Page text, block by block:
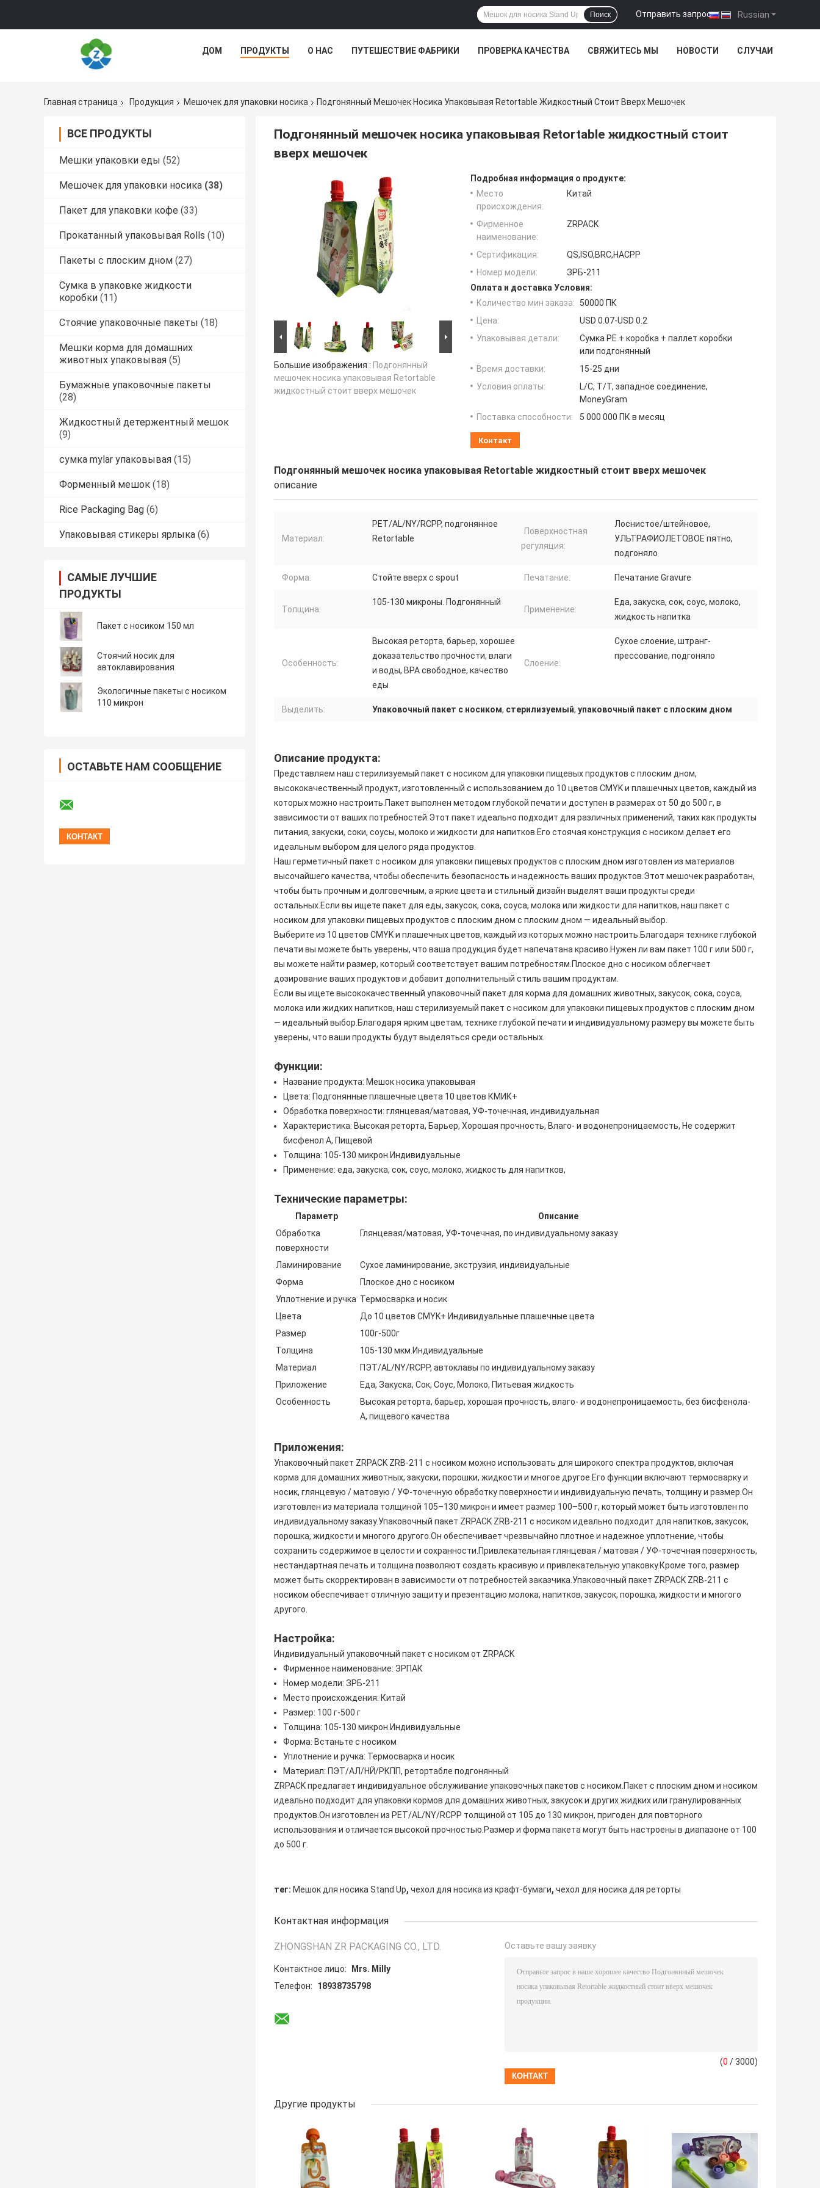
Russian
Отправить запрос |
Поиск
ДОМ ПРОДУКТЫ О НАС ПУТЕШЕСТВИЕ ФАБРИКИ ПРОВЕРКА КАЧЕСТВА СВЯЖИТЕСЬ МЫ НОВОСТИ СЛУЧАИ
Главная страница Продукция Мешочек для упаковки носика Подгонянный Мешочек Носика Упаковывая Retortable Жидкостный Стоит Вверх Мешочек
ВСЕ ПРОДУКТЫ
Мешки упаковки еды (52)
Мешочек для упаковки носика (38)
Пакет для упаковки кофе (33)
Прокатанный упаковывая Rolls (10)
Пакеты с плоским дном (27)
Сумка в упаковке жидкости
коробки (11)
Стоячие упаковочные пакеты (18)
Мешки корма для домашних
животных упаковывая (5)
Бумажные упаковочные пакеты
(28)
Жидкостный детержентный мешок
(9)
сумка mylar упаковывая (15)
Форменный мешок (18)
Rice Packaging Bag (6)
Упаковывая стикеры ярлыка (6)
САМЫЕ ЛУЧШИЕ
ПРОДУКТЫ
Пакет с носиком 150 мл
Стоячий носик для
автоклавирования
Экологичные пакеты с носиком
110 микрон
ОСТАВЬТЕ НАМ СООБЩЕНИЕ
Подгонянный мешочек носика упаковывая Retortable жидкостный стоит
вверх мешочек
Большие изображения : Подгонянный
мешочек носика упаковывая Retortable
жидкостный стоит вверх мешочек
Подробная информация о продукте:
Место
происхождения:
Китай
Фирменное
наименование:
ZRPACK
Сертификация:
QS,ISO,BRC,HACPP
Номер модели:
ЗРБ-211
Оплата и доставка Условия:
Количество мин заказа:
50000 ПК
Цена:
USD 0.07-USD 0.2
Упаковывая детали:
Сумка PE + коробка + паллет коробки
или подгонянный
Время доставки:
15-25 дни
Условия оплаты:
L/C, T/T, западное соединение,
MoneyGram
Поставка способности:
5 000 000 ПК в месяц
Контакт
Подгонянный мешочек носика упаковывая Retortable жидкостный стоит вверх мешочек
описание
Материал:
PET/AL/NY/RCPP, подгонянное
Retortable
Поверхностная
регуляция:
Лоснистое/штейновое,
УЛЬТРАФИОЛЕТОВОЕ пятно,
подгоняло
Форма: Стойте вверх с spout Печатание: Печатание Gravure
Толщина:
105-130 микроны. Подгонянный
Применение:
Еда, закуска, сок, соус, молоко,
жидкость напитка
Особенность:
Высокая реторта, барьер, хорошее
доказательство прочности, влаги
и воды, BPA свободное, качество
еды
Слоение:
Сухое слоение, штранг-
прессование, подгоняло
Выделить: Упаковочный пакет с носиком, стерилизуемый, упаковочный пакет с плоским дном
Описание продукта:
Представляем наш стерилизуемый пакет с носиком для упаковки пищевых продуктов с плоским дном,
высококачественный продукт, изготовленный с использованием до 10 цветов CMYK и плашечных цветов, каждый из
которых можно настроить.Пакет выполнен методом глубокой печати и доступен в размерах от 50 до 500 г, в
зависимости от ваших потребностей.Этот пакет идеально подходит для различных применений, таких как продукты
питания, закуски, соки, соусы, молоко и жидкости для напитков.Его стоячая конструкция с носиком делает его
идеальным выбором для целого ряда продуктов.
Наш герметичный пакет с носиком для упаковки пищевых продуктов с плоским дном изготовлен из материалов
высочайшего качества, чтобы обеспечить безопасность и надежность ваших продуктов.Этот мешочек разработан,
чтобы быть прочным и долговечным, а яркие цвета и стильный дизайн выделят ваши продукты среди
остальных.Если вы ищете пакет для еды, закусок, сока, соуса, молока или жидкости для напитков, наш пакет с
носиком для упаковки пищевых продуктов с плоским дном с плоским дном — идеальный выбор.
Выберите из 10 цветов CMYK и плашечных цветов, каждый из которых можно настроить.Благодаря технике глубокой
печати вы можете быть уверены, что ваша продукция будет напечатана красиво.Нужен ли вам пакет 100 г или 500 г,
вы можете найти размер, который соответствует вашим потребностям.Плоское дно с носиком облегчает
дозирование ваших продуктов и добавит дополнительный стиль вашим продуктам.
Если вы ищете высококачественный упаковочный пакет для корма для домашних животных, закусок, сока, соуса,
молока или жидких напитков, наш стерилизуемый пакет с носиком для упаковки пищевых продуктов с плоским дном
— идеальный выбор.Благодаря ярким цветам, технике глубокой печати и индивидуальному размеру вы можете быть
уверены, что ваши продукты будут выделяться среди остальных.
Функции:
Название продукта: Мешок носика упаковывая
Цвета: Подгонянные плашечные цвета 10 цветов КМИК+
Обработка поверхности: глянцевая/матовая, УФ-точечная, индивидуальная
Характеристика: Высокая реторта, Барьер, Хорошая прочность, Влаго- и водонепроницаемость, Не содержит
бисфенол А, Пищевой
Толщина: 105-130 микрон.Индивидуальные
Применение: еда, закуска, сок, соус, молоко, жидкость для напитков,
Технические параметры:
Параметр
Описание
Обработка
поверхности
Глянцевая/матовая, УФ-точечная, по индивидуальному заказу
Ламинирование
Сухое ламинирование, экструзия, индивидуальные
Форма
Плоское дно с носиком
Уплотнение и ручка Термосварка и носик
Цвета
До 10 цветов CMYK+ Индивидуальные плашечные цвета
Размер
100г-500г
Толщина
105-130 мкм.Индивидуальные
Материал
ПЭТ/AL/NY/RCPP, автоклавы по индивидуальному заказу
Приложение
Еда, Закуска, Сок, Соус, Молоко, Питьевая жидкость
Особенность
Высокая реторта, барьер, хорошая прочность, влаго- и водонепроницаемость, без бисфенола-
А, пищевого качества
Приложения:
Упаковочный пакет ZRPACK ZRB-211 с носиком можно использовать для широкого спектра продуктов, включая
корма для домашних животных, закуски, порошки, жидкости и многое другое.Его функции включают термосварку и
носик, глянцевую / матовую / УФ-точечную обработку поверхности и индивидуальную печать, толщину и размер.Он
изготовлен из материала толщиной 105–130 микрон и имеет размер 100–500 г, который может быть изготовлен по
индивидуальному заказу.Упаковочный пакет ZRPACK ZRB-211 с носиком идеально подходит для напитков, закусок,
порошка, жидкости и многого другого.Он обеспечивает чрезвычайно плотное и надежное уплотнение, чтобы
сохранить содержимое в целости и сохранности.Привлекательная глянцевая / матовая / УФ-точечная поверхность,
нестандартная печать и толщина позволяют создать красивую и привлекательную упаковку.Кроме того, размер
может быть скорректирован в зависимости от потребностей заказчика.Упаковочный пакет ZRPACK ZRB-211 с
носиком обеспечивает отличную защиту и презентацию молока, напитков, закусок, порошка, жидкости и многого
другого.
Настройка:
Индивидуальный упаковочный пакет с носиком от ZRPACK
Фирменное наименование: ЗРПАК
Номер модели: ЗРБ-211
Место происхождения: Китай
Размер: 100 г-500 г
Толщина: 105-130 микрон.Индивидуальные
Форма: Встаньте с носиком
Уплотнение и ручка: Термосварка и носик
Материал: ПЭТ/АЛ/НЙ/РКПП, ретортабле подгонянный
ZRPACK предлагает индивидуальное обслуживание упаковочных пакетов с носиком.Пакет с плоским дном и носиком
идеально подходит для упаковки кормов для домашних животных, закусок и других жидких или гранулированных
продуктов.Он изготовлен из PET/AL/NY/RCPP толщиной от 105 до 130 микрон, пригоден для повторного
использования и отличается высокой прочностью.Размер и форма пакета могут быть настроены в диапазоне от 100
до 500 г.
тег: Мешок для носика Stand Up, чехол для носика из крафт-бумаги, чехол для носика для реторты
Контактная информация
ZHONGSHAN ZR PACKAGING CO., LTD.
Контактное лицо:
Mrs. Milly
Телефон:
18938735798
Оставьте вашу заявку
(0 / 3000)
Другие продукты